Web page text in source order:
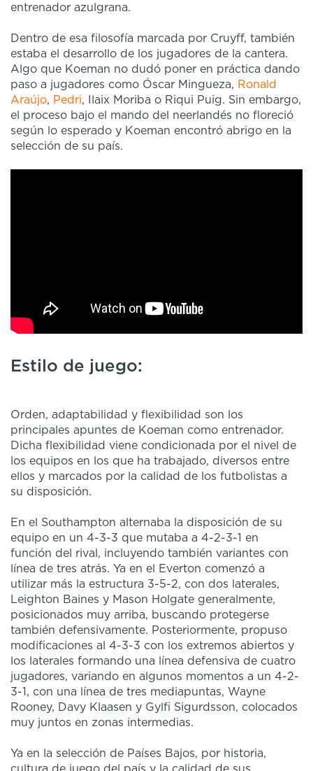
entrenador azulgrana.
Dentro de esa filosofía marcada por Cruyff, también
estaba el desarrollo de los jugadores de la cantera.
Algo que Koeman no dudó poner en práctica dando
paso a jugadores como Óscar Mingueza, Ronald
Araújo, Pedri, Ilaix Moriba o Riqui Puig. Sin embargo,
el proceso bajo el mando del neerlandés no floreció
según lo esperado y Koeman encontró abrigo en la
selección de su país.
Estilo de juego:
Orden, adaptabilidad y flexibilidad son los
principales apuntes de Koeman como entrenador.
Dicha flexibilidad viene condicionada por el nivel de
los equipos en los que ha trabajado, diversos entre
ellos y marcados por la calidad de los futbolistas a
su disposición.
En el Southampton alternaba la disposición de su
equipo en un 4-3-3 que mutaba a 4-2-3-1 en
función del rival, incluyendo también variantes con
línea de tres atrás. Ya en el Everton comenzó a
utilizar más la estructura 3-5-2, con dos laterales,
Leighton Baines y Mason Holgate generalmente,
posicionados muy arriba, buscando protegerse
también defensivamente. Posteriormente, propuso
modificaciones al 4-3-3 con los extremos abiertos y
los laterales formando una línea defensiva de cuatro
jugadores, variando en algunos momentos a un 4-2-
3-1, con una línea de tres mediapuntas, Wayne
Rooney, Davy Klaasen y Gylfi Sigurdsson, colocados
muy juntos en zonas intermedias.
Ya en la selección de Países Bajos, por historia,
cultura de juego del país y la calidad de sus